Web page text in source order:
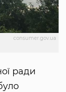
consumer.gov.ua
ради